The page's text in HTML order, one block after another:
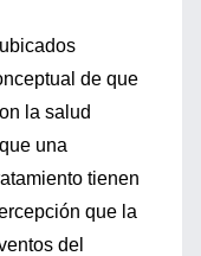
de que
la salud
una
tienen
que la
del